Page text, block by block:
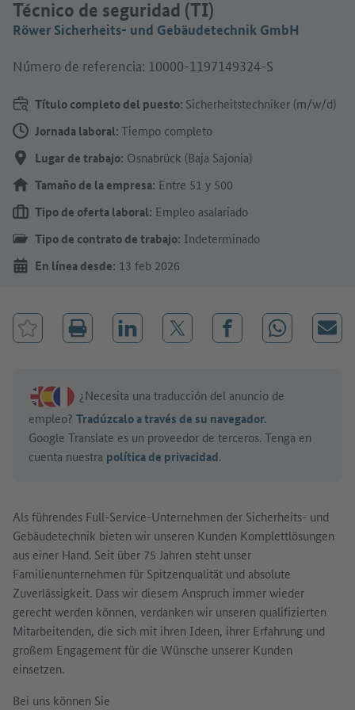
Técnico de seguridad (TI)
Röwer Sicherheits- und Gebäudetechnik GmbH
Número de referencia: 10000-1197149324-S
Título completo del puesto: Sicherheitstechniker (m/w/d)
Jornada laboral:Tiempo completo
Lugar de trabajo: Osnabrück (Baja Sajonia)
Tamaño de la empresa: Entre 51 y 500
Tipo de oferta laboral: Empleo asalariado
Tipo de contrato de trabajo: Indeterminado
En línea desde: 13 feb 2026
Als führendes Full-Service-Unternehmen der Sicherheits- und
Gebäudetechnik bieten wir unseren Kunden Komplettlösungen
aus einer Hand. Seit über 75 Jahren steht unser
Familienunternehmen für Spitzenqualität und absolute
Zuverlässigkeit. Dass wir diesem Anspruch immer wieder
gerecht werden können, verdanken wir unseren qualifizierten
Mitarbeitenden, die sich mit ihren Ideen, ihrer Erfahrung und
großem Engagement für die Wünsche unserer Kunden
einsetzen.
Bei uns können Sie
Marcar el trabajo como favorito
Compartir en LinkedIn
Compartir en X (antes: Twitter)
Compartir en Facebook
Compartir en
¿Necesita una traducción del anuncio de
empleo? Tradúzcalo a través de su navegador.
Google Translate es un proveedor de terceros. Tenga en
cuenta nuestra política de privacidad.